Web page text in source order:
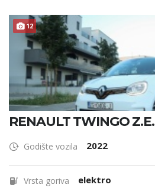
12
RENAULT TWINGO Z.E.
Godište vozila 2022
Vrsta goriva elektro